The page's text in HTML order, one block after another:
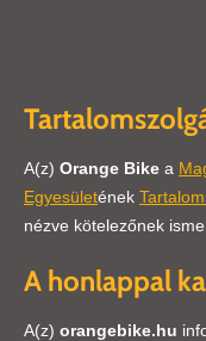
A(z) Orange Bike a
Egyesületének
nézve kötelezőnek
A honlappal
A(z) orangebike.hu